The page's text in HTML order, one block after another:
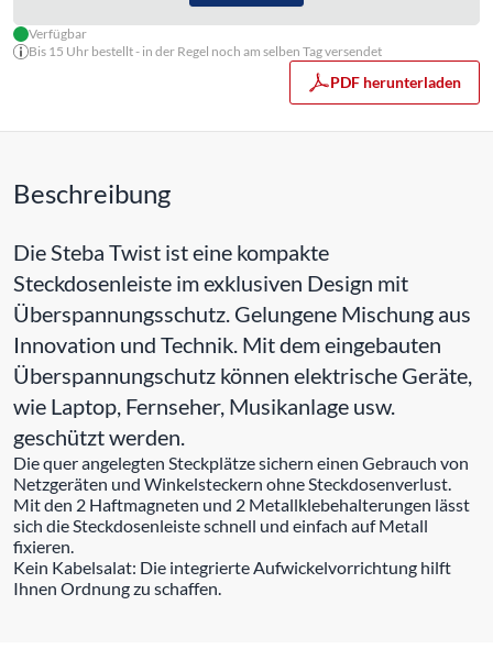
Verfügbar
Bis 15 Uhr bestellt - in der Regel noch am selben Tag versendet
PDF herunterladen
Beschreibung
Die Steba Twist ist eine kompakte
Steckdosenleiste im exklusiven Design mit
Überspannungsschutz. Gelungene Mischung aus
Innovation und Technik. Mit dem eingebauten
Überspannungschutz können elektrische Geräte,
wie Laptop, Fernseher, Musikanlage usw.
geschützt werden.
Die quer angelegten Steckplätze sichern einen Gebrauch von
Netzgeräten und Winkelsteckern ohne Steckdosenverlust.
Mit den 2 Haftmagneten und 2 Metallklebehalterungen lässt
sich die Steckdosenleiste schnell und einfach auf Metall
fixieren.
Kein Kabelsalat: Die integrierte Aufwickelvorrichtung hilft
Ihnen Ordnung zu schaffen.